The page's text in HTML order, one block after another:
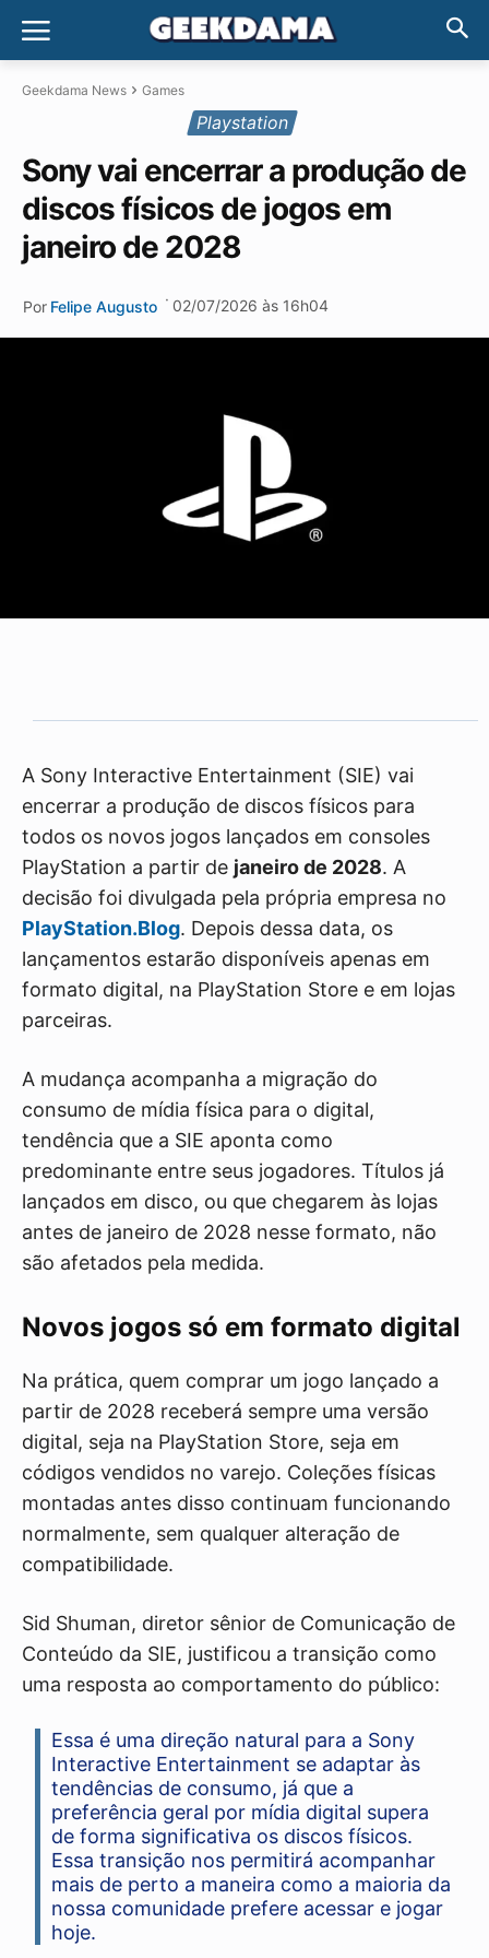
Geekdama News Games
Playstation
Sony vai encerrar a produção de
discos físicos de jogos em
janeiro de 2028
Por Felipe Augusto · 02/07/2026 às 16h04
A Sony Interactive Entertainment (SIE) vai
encerrar a produção de discos físicos para
todos os novos jogos lançados em consoles
PlayStation a partir de janeiro de 2028. A
decisão foi divulgada pela própria empresa no
PlayStation.Blog. Depois dessa data, os
lançamentos estarão disponíveis apenas em
formato digital, na PlayStation Store e em lojas
parceiras.
A mudança acompanha a migração do
consumo de mídia física para o digital,
tendência que a SIE aponta como
predominante entre seus jogadores. Títulos já
lançados em disco, ou que chegarem às lojas
antes de janeiro de 2028 nesse formato, não
são afetados pela medida.
Novos jogos só em formato digital
Na prática, quem comprar um jogo lançado a
partir de 2028 receberá sempre uma versão
digital, seja na PlayStation Store, seja em
códigos vendidos no varejo. Coleções físicas
montadas antes disso continuam funcionando
normalmente, sem qualquer alteração de
compatibilidade.
Sid Shuman, diretor sênior de Comunicação de
Conteúdo da SIE, justificou a transição como
uma resposta ao comportamento do público:
Essa é uma direção natural para a Sony
Interactive Entertainment se adaptar às
tendências de consumo, já que a
preferência geral por mídia digital supera
de forma significativa os discos físicos.
Essa transição nos permitirá acompanhar
mais de perto a maneira como a maioria da
nossa comunidade prefere acessar e jogar
hoje.